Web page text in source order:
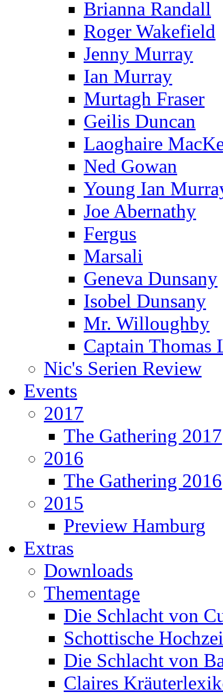
Brianna Randall
Roger Wakefield
Jenny Murray
Ian Murray
Murtagh Fraser
Geilis Duncan
Laoghaire
Ned Gowan
Young Ian
Joe Abernathy
Fergus
Marsali
Geneva Dunsany
Isobel Dunsany
Mr. Willoughby
Captain Thomas
Nic's Serien Review
Events
2017
The Gathering 2017
2016
The Gathering 2016
2015
Preview Hamburg
Extras
Downloads
Thementage
Die Schlacht von
Schottische
Die Schlacht von
Claires